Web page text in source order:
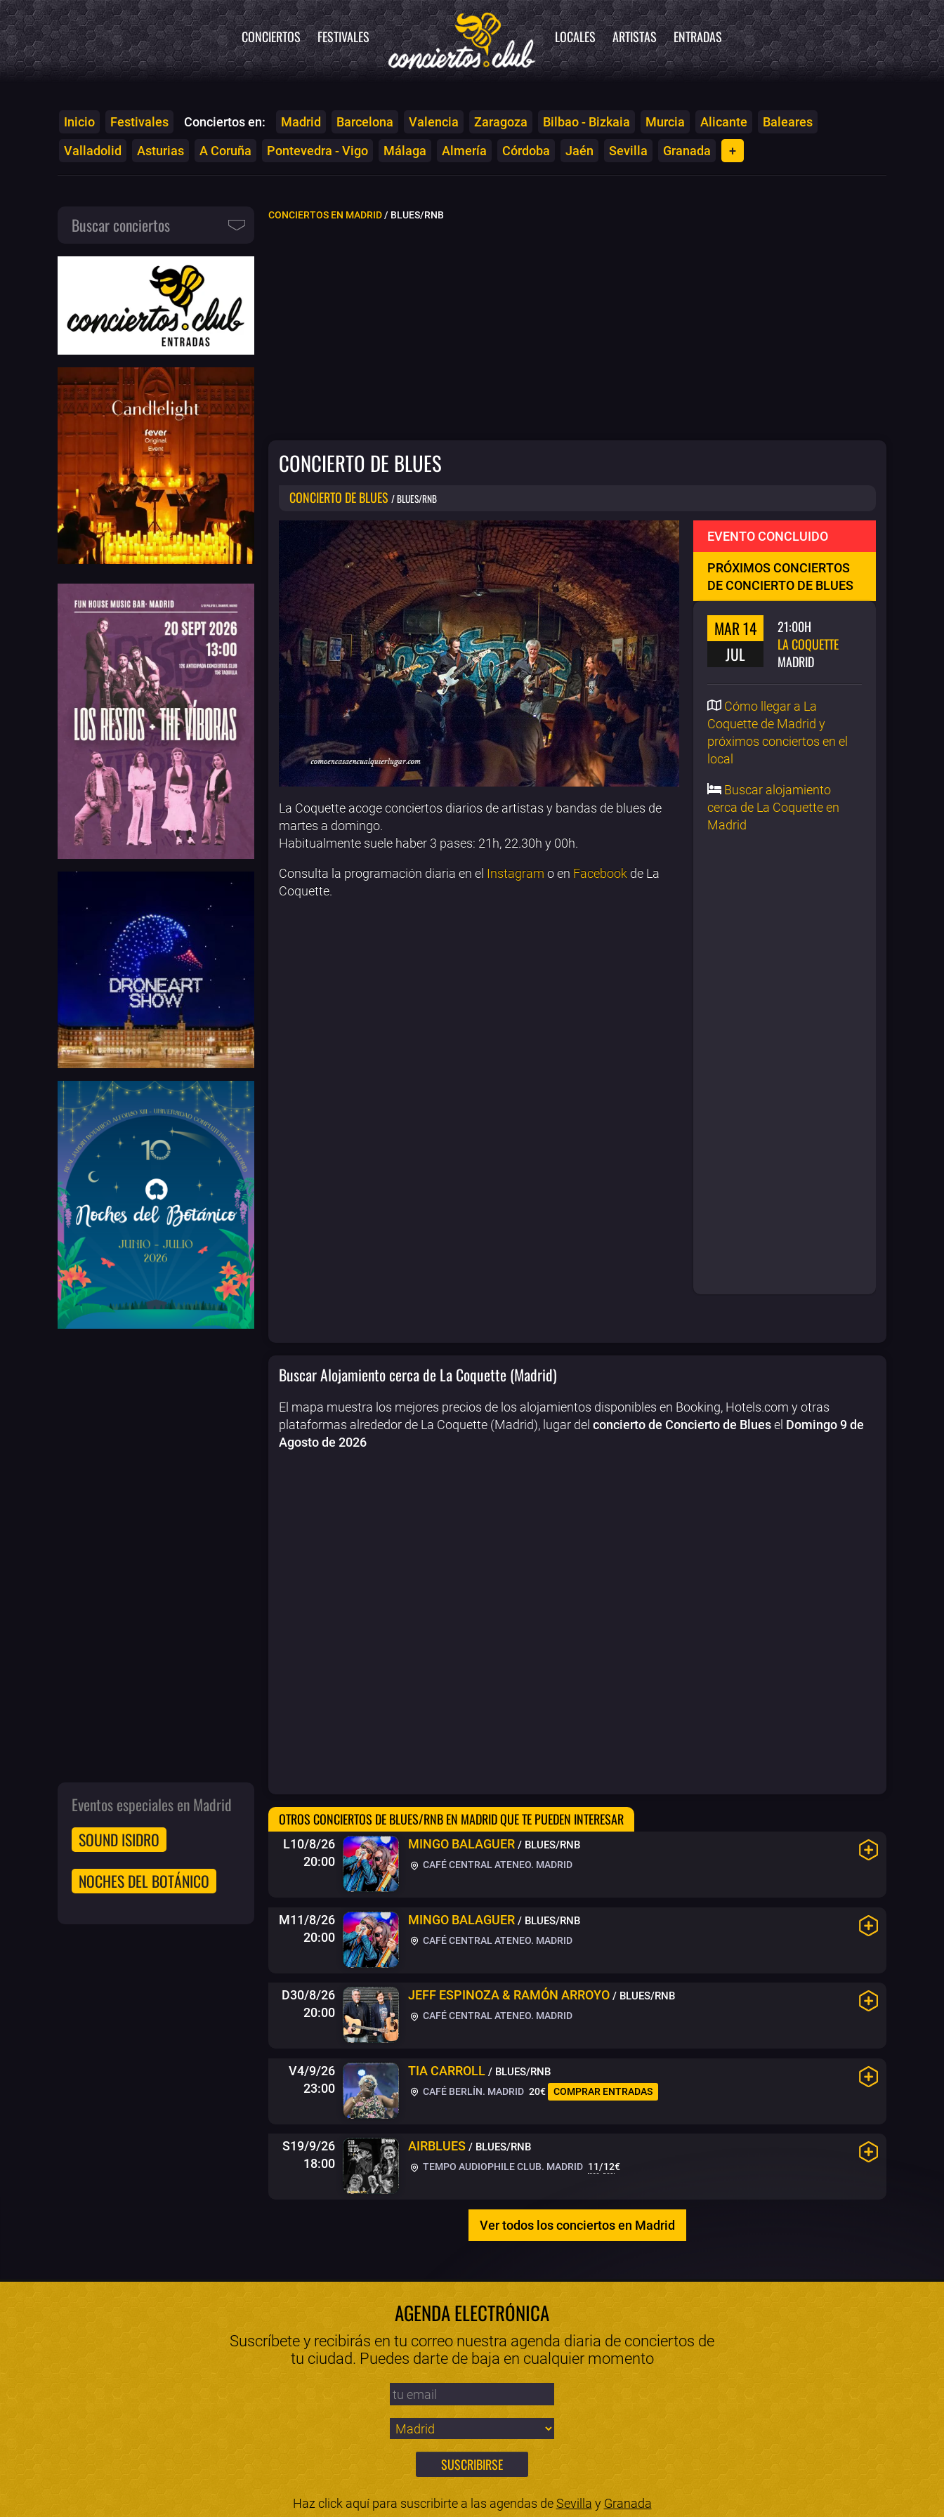
CONCIERTOS FESTIVALES LOCALES ARTISTAS ENTRADAS
Inicio Festivales Conciertos en: Madrid Barcelona Valencia Zaragoza Bilbao - Bizkaia Murcia Alicante
Baleares
Valladolid
Asturias A Coruña Pontevedra - Vigo Málaga Almería Córdoba Jaén Sevilla Granada +
CONCIERTOS EN MADRID/ BLUES/RNB
CONCIERTO DE BLUES
CONCIERTO DE BLUES / BLUES/RNB
EVENTO CONCLUIDO
PRÓXIMOS CONCIERTOS
DE CONCIERTO DE BLUES
MAR 14
JUL
21:00H
LA COQUETTE
MADRID
Cómo llegar a La
Coquette de Madrid y
próximos conciertos en el
local
Buscar alojamiento
cerca de La Coquette en
Madrid
La Coquette acoge conciertos diarios de artistas y bandas de blues de
martes a domingo.
Habitualmente suele haber 3 pases: 21h, 22.30h y 00h.
Consulta la programación diaria en el Instagram o en Facebook de La
Coquette.
Buscar Alojamiento cerca de La Coquette (Madrid)
El mapa muestra los mejores precios de los alojamientos disponibles en Booking, Hotels.com y otras
plataformas alrededor de La Coquette (Madrid), lugar del concierto de Concierto de Bluesel Domingo 9 de
Agosto de 2026
OTROS CONCIERTOS DE BLUES/RNB EN MADRID QUE TE PUEDEN INTERESAR
L10/8/26
20:00
MINGO BALAGUER / BLUES/RNB
CAFÉ CENTRAL ATENEO. MADRID
M11/8/26
20:00
MINGO BALAGUER / BLUES/RNB
CAFÉ CENTRAL ATENEO. MADRID
D30/8/26
20:00
JEFF ESPINOZA & RAMÓN ARROYO / BLUES/RNB
CAFÉ CENTRAL ATENEO. MADRID
V4/9/26
23:00
TIA CARROLL / BLUES/RNB
CAFÉ BERLÍN. MADRID 20€ COMPRAR ENTRADAS
S19/9/26
18:00
AIRBLUES / BLUES/RNB
TEMPO AUDIOPHILE CLUB. MADRID 11/12€
Ver todos los conciertos en Madrid
Buscar conciertos
Eventos especiales en Madrid
SOUND ISIDRO
NOCHES DEL BOTÁNICO
AGENDA ELECTRÓNICA
Suscríbete y recibirás en tu correo nuestra agenda diaria de conciertos de
tu ciudad. Puedes darte de baja en cualquier momento
Haz click aquí para suscribirte a las agendas deSevilla y Granada